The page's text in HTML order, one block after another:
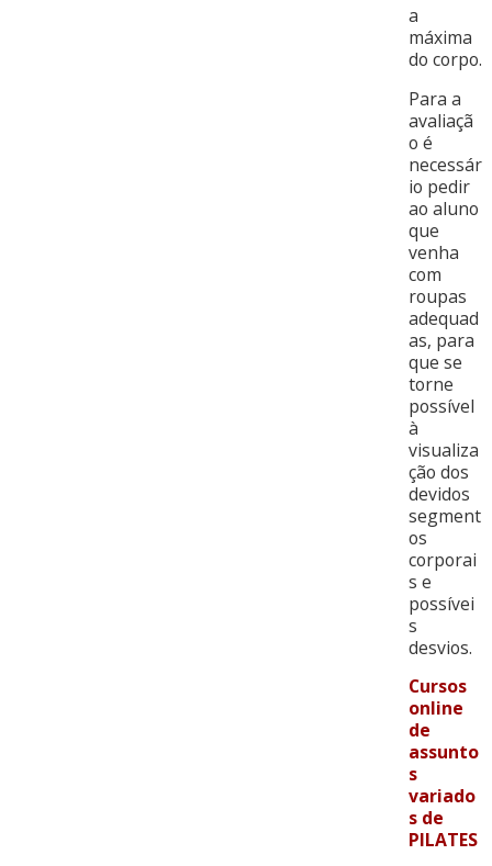
a
máxima
do corpo.
Para a
avaliaçã
o é
necessár
io pedir
ao aluno
que
venha
com
roupas
adequad
as, para
que se
torne
possível
à
visualiza
ção dos
devidos
segment
os
corporai
s e
possívei
s
desvios.
Cursos
online
de
assunto
s
variado
s de
PILATES